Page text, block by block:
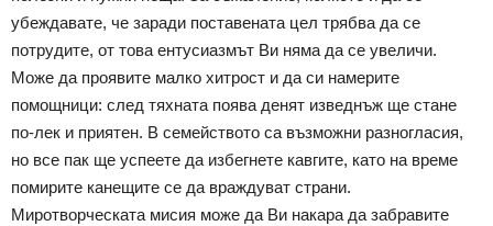
убеждавате, че заради поставената цел трябва да се
потрудите, от това ентусиазмът Ви няма да се увеличи.
Може да проявите малко хитрост и да си намерите
помощници: след тяхната поява денят изведнъж ще стане
по-лек и приятен. В семейството са възможни разногласия,
но все пак ще успеете да избегнете кавгите, като на време
помирите канещите се да враждуват страни.
Миротворческата мисия може да Ви накара да забравите